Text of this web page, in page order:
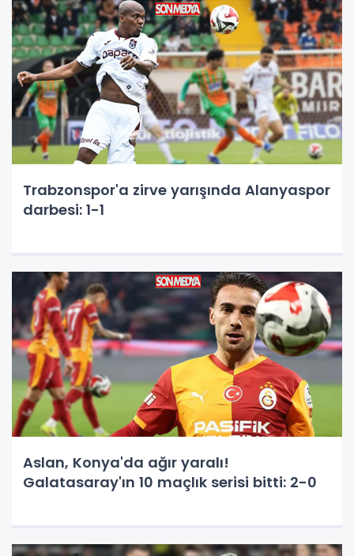
Trabzonspor'a zirve yarışında Alanyaspor
darbesi: 1-1
Aslan, Konya'da ağır yaralı!
Galatasaray'ın 10 maçlık serisi bitti: 2-0